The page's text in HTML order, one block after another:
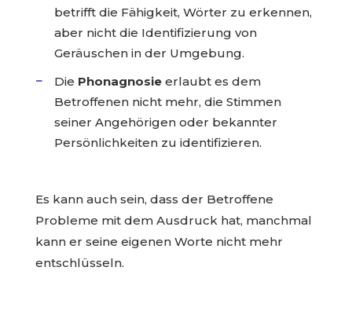
betrifft die Fähigkeit, Wörter zu erkennen,
aber nicht die Identifizierung von
Geräuschen in der Umgebung.
Die Phonagnosieerlaubt es dem
Betroffenen nicht mehr, die Stimmen
seiner Angehörigen oder bekannter
Persönlichkeiten zu identifizieren.
Es kann auch sein, dass der Betroffene
Probleme mit dem Ausdruck hat, manchmal
kann er seine eigenen Worte nicht mehr
entschlüsseln.